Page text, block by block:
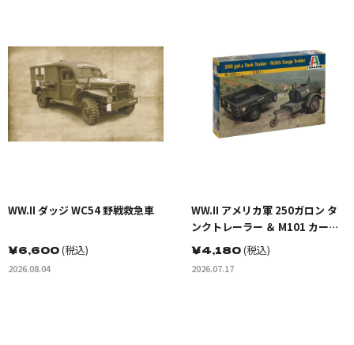
WW.II ダッジ WC54 野戦救急車
￥6,600(税込)
2026.08.04
WW.II アメリカ軍 250ガロン タ
ンクトレーラー ＆ M101 カーゴ
トレーラー
￥4,180(税込)
2026.07.17